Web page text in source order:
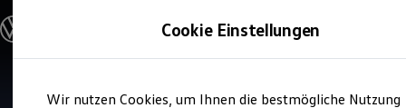
Hauptinhalt
Footer
Modelle und Konfigurator
Modelle vergleichen
Elektroautos
Service
Cookie Einstellungen
Wir nutzen Cookies, um Ihnen die bestmögliche Nutzung